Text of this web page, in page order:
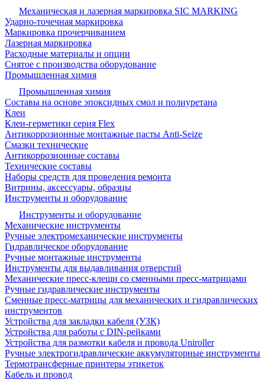
Механическая и лазерная маркировка SIC MARKING
Ударно-точечная маркировка
Маркировка прочерчиванием
Лазерная маркировка
Расходные материалы и опции
Снятое с производства оборудование
Промышленная химия
Промышленная химия
Составы на основе эпоксидных смол и полиуретана
Клеи
Клеи-герметики серия Flex
Антикоррозионные монтажные пасты Anti-Seize
Смазки технические
Антикоррозионные составы
Технические составы
Наборы средств для проведения ремонта
Витрины, аксессуары, образцы
Инструменты и оборудование
Инструменты и оборудование
Механические инструменты
Ручные электромеханические инструменты
Гидравлическое оборудование
Ручные монтажные инструменты
Инструменты для выдавливания отверстий
Механические пресс-клещи со сменными пресс-матрицами
Ручные гидравлические инструменты
Сменные пресс-матрицы для механических и гидравлических
инструментов
Устройства для закладки кабеля (УЗК)
Устройства для работы с DIN-рейками
Устройства для размотки кабеля и провода Uniroller
Ручные электрогидравлические аккумуляторные инструменты
Термотрансферные принтеры этикеток
Кабель и провод